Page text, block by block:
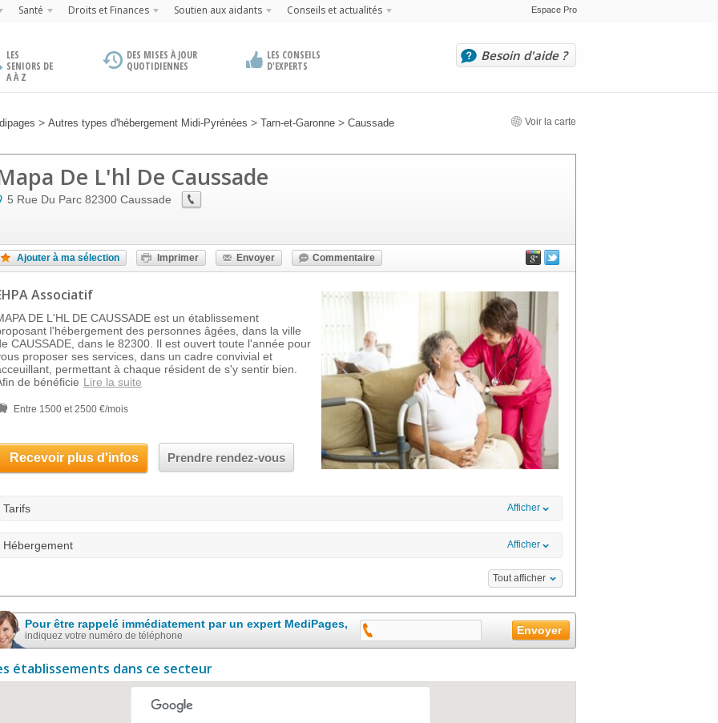
Santé Droits et Finances Soutien aux aidants Conseils et actualités Espace Pro
LES
SENIORS DE
A À Z
DES MISES À JOUR
QUOTIDIENNES
LES CONSEILS
D'EXPERTS
Besoin d'aide ?
> Autres types d'hébergement Midi-Pyrénées > Tarn-et-Garonne > Caussade Voir la carte
De L'hl De Caussade
5 Rue Du Parc 82300 Caussade
Ajouter à ma sélection Imprimer Envoyer Commentaire
Associatif
DE L'HL DE CAUSSADE est un établissement
l'hébergement des personnes âgées, dans la ville
CAUSSADE, dans le 82300. Il est ouvert toute l'année pour
proposer ses services, dans un cadre convivial et
permettant à chaque résident de s'y sentir bien.
de bénéficie Lire la suite
Entre 1500 et 2500 €/mois
Recevoir plus d'infos Prendre rendez-vous
Tarifs Afficher
Hébergement Afficher
Tout afficher
Pour être rappelé immédiatement par un expert MediPages,
indiquez votre numéro de téléphone
établissements dans ce secteur